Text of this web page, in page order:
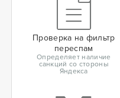
Проверка на фильтр
переспам
Определяет наличие
санкций со стороны
Яндекса